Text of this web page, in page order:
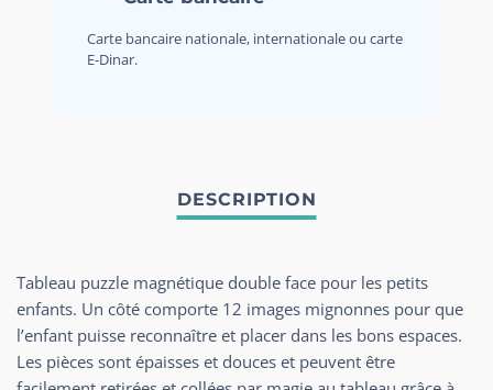
Carte bancaire nationale, internationale ou carte
E-Dinar.
Tableau puzzle magnétique double face pour les petits
enfants. Un côté comporte 12 images mignonnes pour que
l’enfant puisse reconnaître et placer dans les bons espaces.
Les pièces sont épaisses et douces et peuvent être